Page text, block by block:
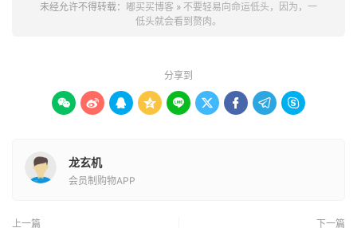
未经允许不得转载： 嘟买买博客 » 不要轻易向命运低头，因为，一
低头就会看到赘肉。
分享到
        
龙玄机
会员制购物APP
上一篇 下一篇